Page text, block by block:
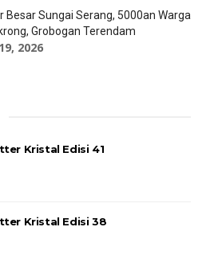
Besar Sungai Serang, 5000an Warga
Grobogan Terendam
2026
Kristal Edisi 41
Kristal Edisi 38